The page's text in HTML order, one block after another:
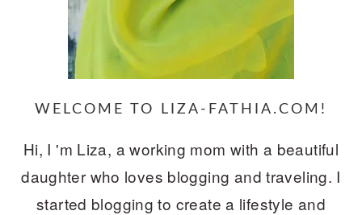
WELCOME TO LIZA-FATHIA.COM!
Hi, I 'm Liza, a working mom with a beautiful
daughter who loves blogging and traveling. I
started blogging to create a lifestyle and